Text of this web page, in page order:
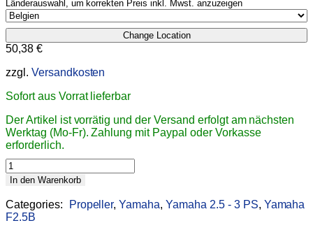
Länderauswahl, um korrekten Preis inkl. Mwst. anzuzeigen
Change Location
50,38 €
zzgl. Versandkosten
Sofort aus Vorrat lieferbar
Der Artikel ist vorrätig und der Versand erfolgt am nächsten
Werktag (Mo-Fr). Zahlung mit Paypal oder Vorkasse
erforderlich.
Polastorm
Aluminiumpropeller
7-
x
6-
In den Warenkorb
Categories: Propeller,Yamaha,Yamaha 2.5 - 3 PS, Yamaha
F2.5B